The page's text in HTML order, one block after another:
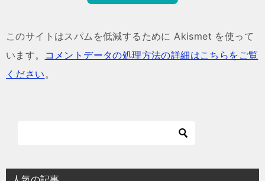
このサイトはスパムを低減するために Akismet を使って
います。
コメントデータの処理方法の詳細はこちらをご覧
ください。